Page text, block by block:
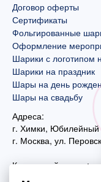
Договор оферты
Сертификаты
Фольгированные
Оформление
Шарики с логотипом
Шарики на праздник
Шары на день
Шары на свадьбу
Адреса:
г. Химки, Юбилейный
г. Москва, ул.
Контактный номер: